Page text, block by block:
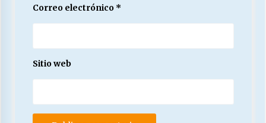
Correo electrónico *
Sitio web